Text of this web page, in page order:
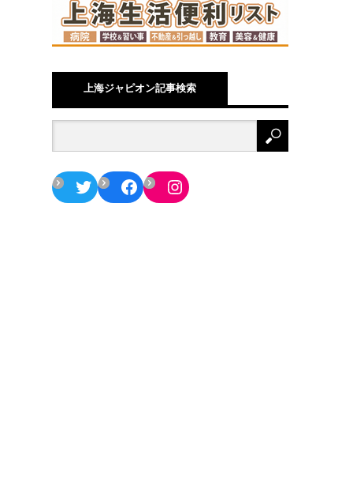
上海ジャピオン記事検索
TwitterFacebookInstagram